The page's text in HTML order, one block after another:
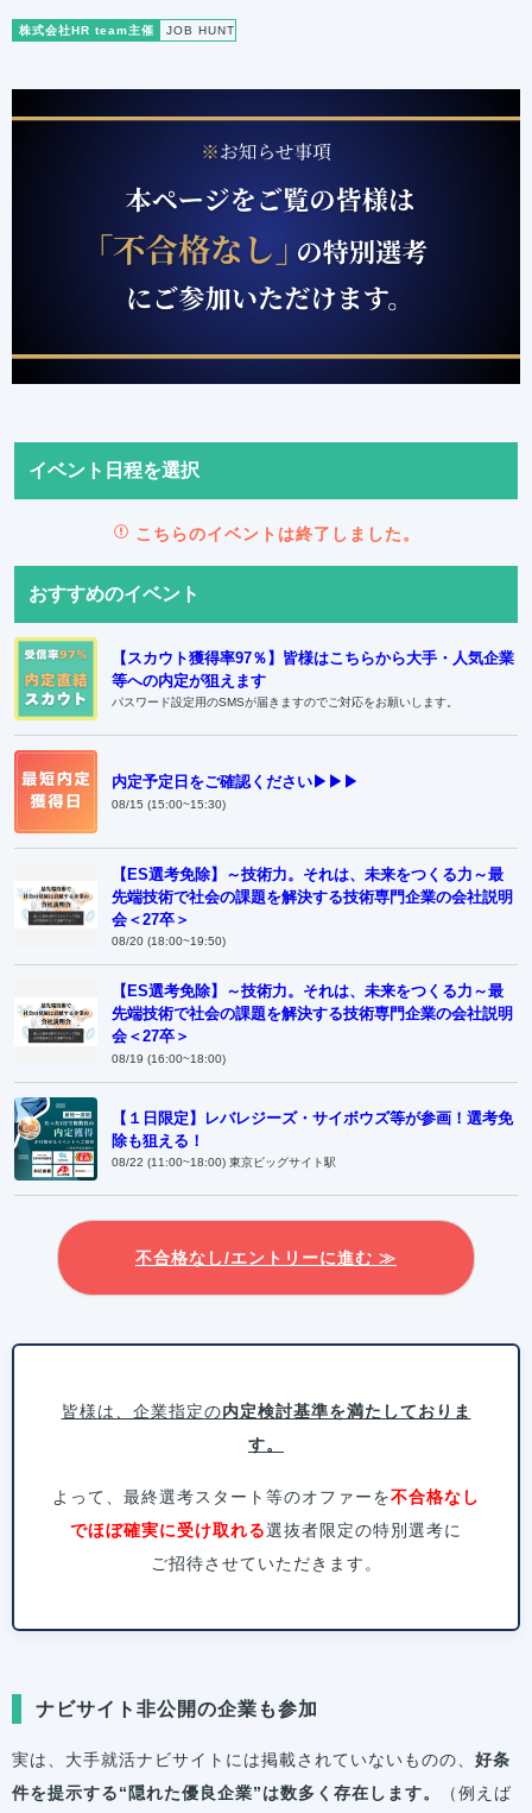
株式会社HR team主催 JOB HUNT
イベント日程を選択
こちらのイベントは終了しました。
おすすめのイベント
【スカウト獲得率97％】皆様はこちらから大手・人気企業
等への内定が狙えます
パスワード設定用のSMSが届きますのでご対応をお願いします。
内定予定日をご確認ください▶▶▶
08/15 (15:00~15:30)
【ES選考免除】～技術力。それは、未来をつくる力～最
先端技術で社会の課題を解決する技術専門企業の会社説明
会＜27卒＞
08/20 (18:00~19:50)
【ES選考免除】～技術力。それは、未来をつくる力～最
先端技術で社会の課題を解決する技術専門企業の会社説明
会＜27卒＞
08/19 (16:00~18:00)
【１日限定】レバレジーズ・サイボウズ等が参画！選考免
除も狙える！
08/22 (11:00~18:00) 東京ビッグサイト駅
不合格なし/エントリーに進む ≫
皆様は、企業指定の内定検討基準を満たしておりま
す。
よって、最終選考スタート等のオファーを不合格なし
でほぼ確実に受け取れる選抜者限定の特別選考に
ご招待させていただきます。
ナビサイト非公開の企業も参加
実は、大手就活ナビサイトには掲載されていないものの、 好条
件を提示する“隠れた優良企業”は数多く存在します。
（例えば